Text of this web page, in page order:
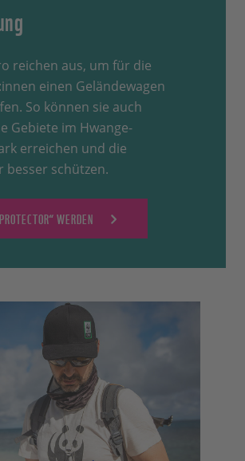
reichen aus, um für die
einen Geländewagen
So können sie auch
Gebiete im Hwange-
erreichen und die
besser schützen.
WERDEN